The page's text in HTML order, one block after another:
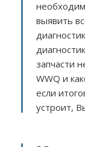
выявить
запчасти
WWQ и
если
устроит,